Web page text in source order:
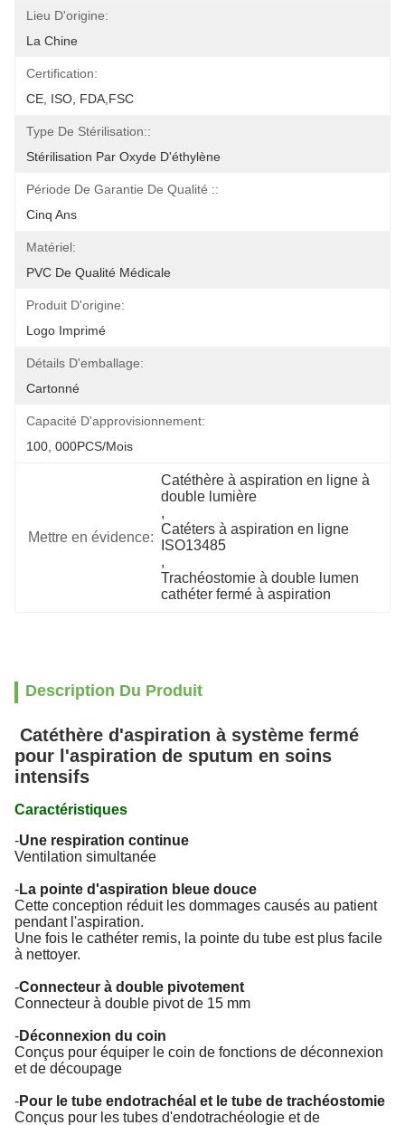
Lieu D'origine:
La Chine
Certification:
CE, ISO, FDA,FSC
Type De Stérilisation::
Stérilisation Par Oxyde D'éthylène
Période De Garantie De Qualité ::
Cinq Ans
Matériel:
PVC De Qualité Médicale
Produit D'origine:
Logo Imprimé
Détails D'emballage:
Cartonné
Capacité D'approvisionnement:
100, 000PCS/mois
Mettre en évidence:
Catéthère à aspiration en ligne à
double lumière
,
Catéters à aspiration en ligne
ISO13485
,
Trachéostomie à double lumen
cathéter fermé à aspiration
Description Du Produit
Catéthère d'aspiration à système fermé
pour l'aspiration de sputum en soins
intensifs
Caractéristiques
-Une respiration continue
Ventilation simultanée
-La pointe d'aspiration bleue douce
Cette conception réduit les dommages causés au patient
pendant l'aspiration.
Une fois le cathéter remis, la pointe du tube est plus facile
à nettoyer.
-Connecteur à double pivotement
Connecteur à double pivot de 15 mm
-Déconnexion du coin
Conçus pour équiper le coin de fonctions de déconnexion
et de découpage
-Pour le tube endotrachéal et le tube de trachéostomie
Conçus pour les tubes d'endotrachéologie et de